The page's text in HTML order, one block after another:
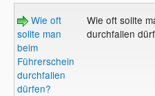
Wie oft
sollte man
beim
Führerschein
durchfallen
dürfen?
Wie oft sollte
durchfallen